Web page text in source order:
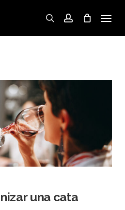
searchaccount
una cata